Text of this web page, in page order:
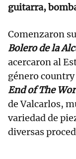
guitarra,
Comenzaron
Bolero de la
acercaron al
género
End of The
de Valcarlos,
variedad de
diversas